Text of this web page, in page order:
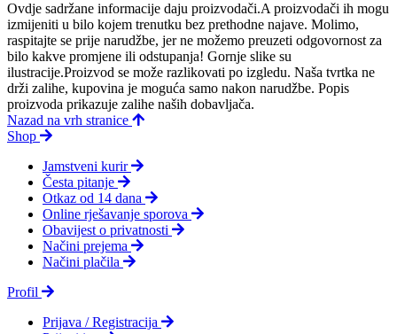
Ovdje sadržane informacije daju proizvodači.A proizvodači ih mogu
izmijeniti u bilo kojem trenutku bez prethodne najave. Molimo,
raspitajte se prije narudžbe, jer ne možemo preuzeti odgovornost za
bilo kakve promjene ili odstupanja! Gornje slike su
ilustracije.Proizvod se može razlikovati po izgledu. Naša tvrtka ne
drži zalihe, kupovina je moguća samo nakon narudžbe. Popis
proizvoda prikazuje zalihe naših dobavljača.
Nazad na vrh stranice
Shop
Jamstveni kurir
Česta pitanje
Otkaz od 14 dana
Online rješavanje sporova
Obavijest o privatnosti
Načini prejema
Načini plačila
Profil
Prijava / Registracija